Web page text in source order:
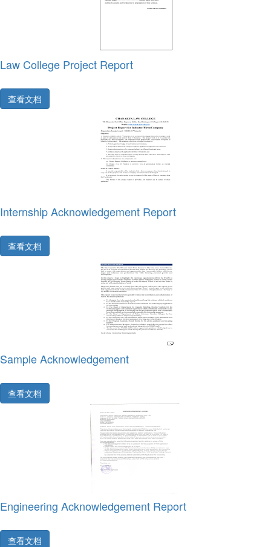
Law College Project Report
查看文档
Internship Acknowledgement Report
查看文档
Sample Acknowledgement
查看文档
Engineering Acknowledgement Report
查看文档